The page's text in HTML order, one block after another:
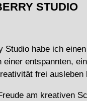
STUDIO
Studio habe ich
einer entspannten,
frei ausleben
am kreativen